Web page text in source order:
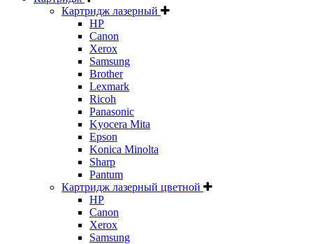
Картридж лазерный
HP
Canon
Xerox
Samsung
Brother
Lexmark
Ricoh
Panasonic
Kyocera Mita
Epson
Konica Minolta
Sharp
Pantum
Картридж лазерный цветной
HP
Canon
Xerox
Samsung